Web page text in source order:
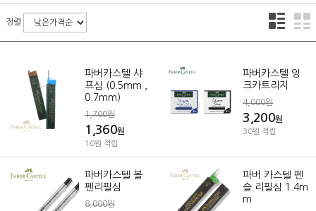
정렬
파버카스텔 샤
프심 (0.5mm ,
0.7mm)
1,700원
1,360원
10원 적립
파버카스텔 잉
크카트리지
4,000원
3,200원
30원 적립
파버카스텔 볼
펜리필심
8,000원
파버 카스텔 펜
슬 리필심 1.4m
m